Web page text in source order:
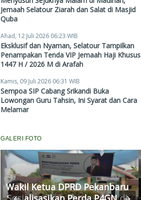
Jemaah Selatour Ziarah dan Salat di Masjid
Quba
Ahad, 12 Juli 2026 06:23 WIB
Eksklusif dan Nyaman, Selatour Tampilkan
Penampakan Tenda VIP Jemaah Haji Khusus
1447 H / 2026 M di Arafah
Kamis, 09 Juli 2026 06:31 WIB
Sempoa SIP Cabang Srikandi Buka
Lowongan Guru Tahsin, Ini Syarat dan Cara
Melamar
GALERI FOTO
Komisi III DPRD Pekanbaru
Fasilitasi Mediasi Dugaan